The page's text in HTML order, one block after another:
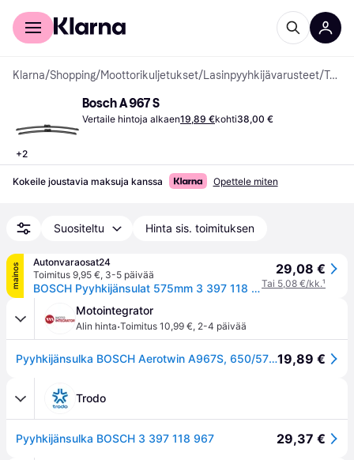
Kuluttajille
Klarna/Shopping/Moottorikuljetukset/Lasinpyyhkijävarusteet/ Tuulilasinpyyhkimet
+2
Bosch A 967 S
Vertaile hintoja alkaen19,89 €kohti38,00 €
Kokeile joustavia maksuja kanssa Opettele miten
Suositeltu Hinta sis. toimituksen
mainos
Autonvaraosat24
Toimitus 9,95 €, 3-5 päivää
BOSCH Pyyhkijänsulat 575mm 3 397 118 967 Tuulilasinpyyhkimet,Pyyhkijät MERCEDES-BENZ,A-Klasse (W169),B-Klasse (W245),VANEO (414)
29,08 €
Tai 5,08 €/kk.¹
Motointegrator
Alin hinta·Toimitus 10,99 €, 2-4 päivää
Pyyhkijänsulka BOSCH Aerotwin A967S, 650/575mm, Edessä, 2 Kappale19,89 €
Trodo
Pyyhkijänsulka BOSCH 3 397 118 967 29,37 €